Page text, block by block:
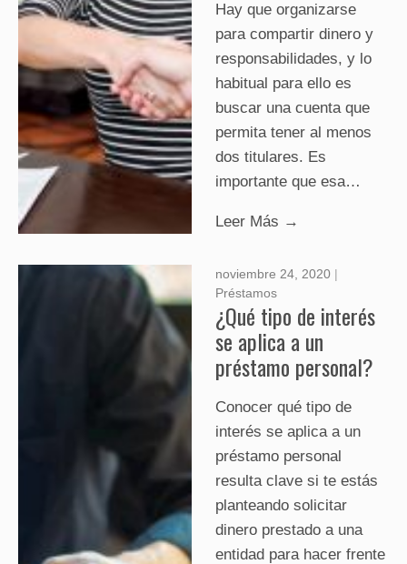
Hay que organizarse
para compartir dinero y
responsabilidades, y lo
habitual para ello es
buscar una cuenta que
permita tener al menos
dos titulares. Es
importante que esa…
Leer Más →
¿Qué tipo de interés
se aplica a un
préstamo personal?
noviembre 24, 2020
Préstamos
Conocer qué tipo de
interés se aplica a un
préstamo personal
resulta clave si te estás
planteando solicitar
dinero prestado a una
entidad para hacer frente